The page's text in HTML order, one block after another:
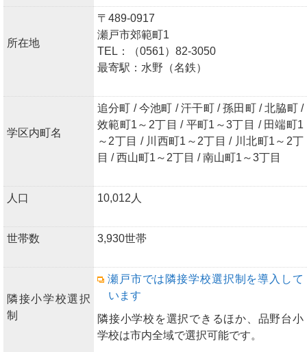
所在地
〒489-0917
瀬戸市郊範町1
TEL：（0561）82-3050
最寄駅：水野（名鉄）
学区内町名
追分町 / 今池町 / 汗干町 / 孫田町 / 北脇町 /
效範町1～2丁目 / 平町1～3丁目 / 田端町1
～2丁目 / 川西町1～2丁目 / 川北町1～2丁
目 / 西山町1～2丁目 / 南山町1～3丁目
人口 10,012人
世帯数 3,930世帯
隣接小学校選択
制
瀬戸市では隣接学校選択制を導入して
います
隣接小学校を選択できるほか、品野台小
学校は市内全域で選択可能です。